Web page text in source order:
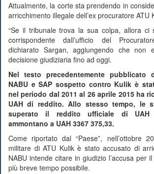
Attualmente, la corte sta prendendo in
arricchimento illegale dell’ex procuratore ATU
“Se il tribunale trova la sua colpa, allora ci
corrispondente dall’ufficio del
dichiarato Sargan, aggiungendo che non
decisione giudiziaria fino ad oggi.
Nel testo precedentemente pubblicato
NABU e SAP sospetto contro Kulik è
nel periodo dal 2011 al 26 aprile 2015 ha
UAH di reddito. Allo stesso tempo, le
superato il reddito ufficiale di UAH
ammontano a UAH 3367 375,33.
Come riportato dal “Paese”, nell’ottobre
militare di ATU Kulik è stato accusato di
NABU intende citare in giudizio l’accusa per
più breve tempo possibile.